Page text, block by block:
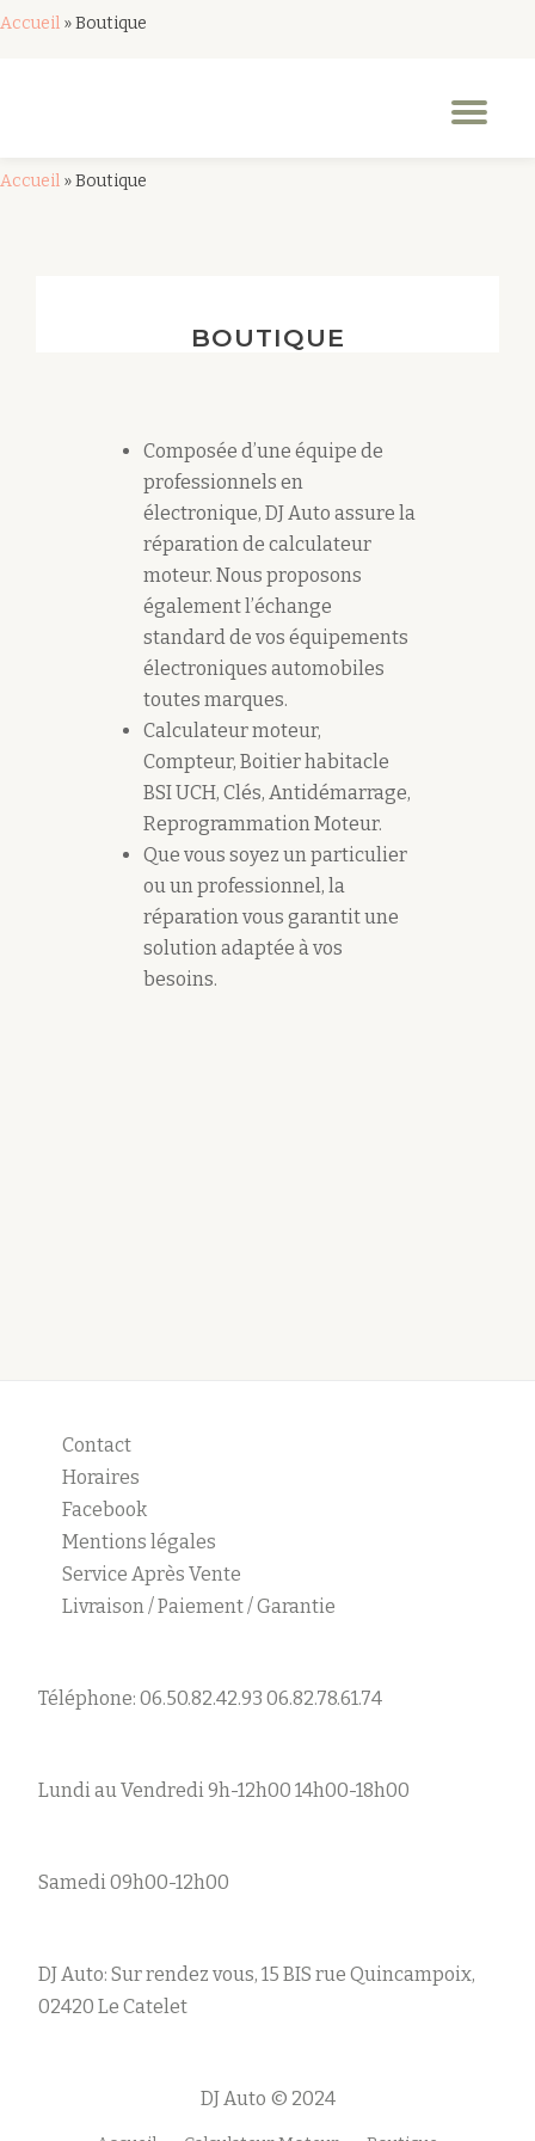
Accueil »Boutique
Accueil »Boutique
BOUTIQUE
Composée d’une équipe de
professionnels en
électronique, DJ Auto assure la
réparation de calculateur
moteur. Nous proposons
également l’échange
standard de vos équipements
électroniques automobiles
toutes marques.
Calculateur moteur,
Compteur, Boitier habitacle
BSI UCH, Clés, Antidémarrage,
Reprogrammation Moteur.
Que vous soyez un particulier
ou un professionnel, la
réparation vous garantit une
solution adaptée à vos
besoins.
Contact
Horaires
Facebook
Mentions légales
Service Après Vente
Livraison / Paiement / Garantie
Téléphone: 06.50.82.42.93 06.82.78.61.74
Lundi au Vendredi 9h-12h00 14h00-18h00
Samedi 09h00-12h00
DJ Auto: Sur rendez vous, 15 BIS rue Quincampoix,
02420 Le Catelet
DJ Auto © 2024